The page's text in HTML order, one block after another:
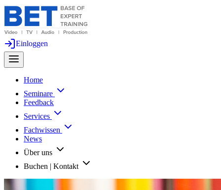
Einloggen
Home
Seminare
Feedback
Services
Fachwissen
News
Über uns
Buchen | Kontakt